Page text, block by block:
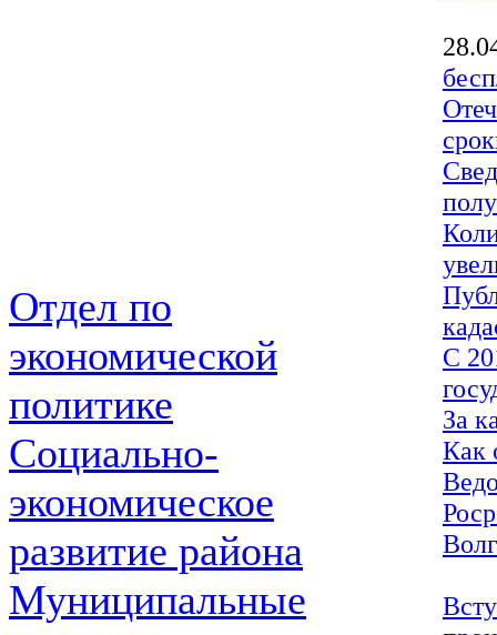
Отдел по
экономической
политике
Социально-
экономическое
развитие района
Муниципальные
С
За
Как